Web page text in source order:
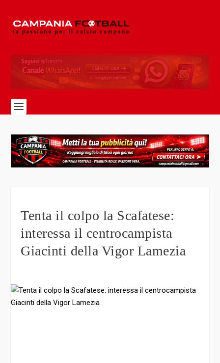
Tenta il colpo la Scafatese:
interessa il centrocampista
Giacinti della Vigor Lamezia